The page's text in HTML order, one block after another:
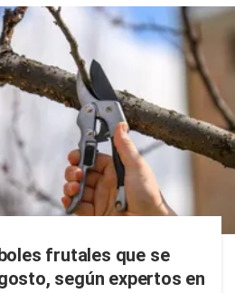
frutales que se
según expertos en